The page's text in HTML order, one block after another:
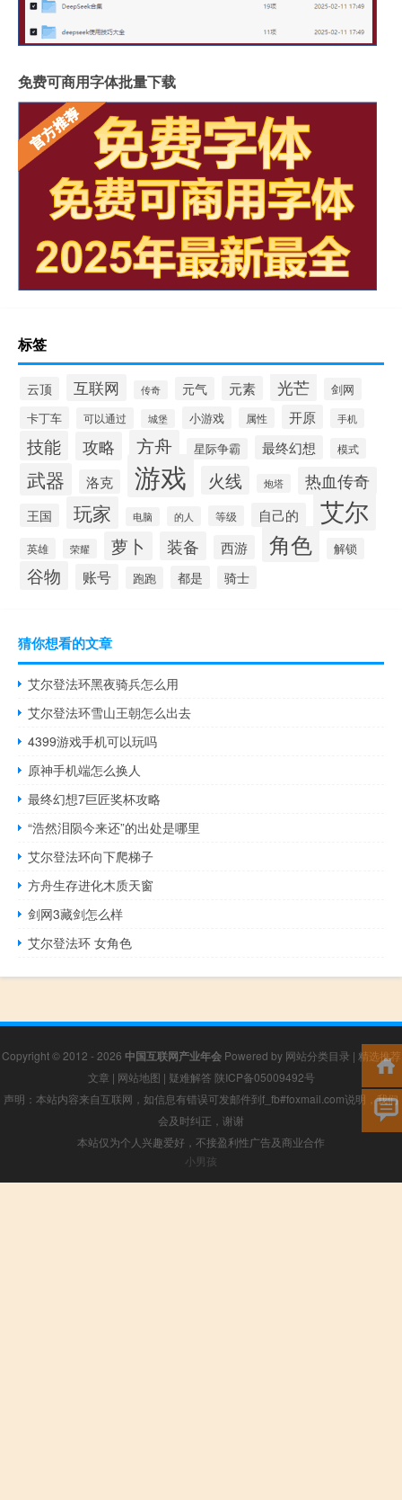
免费可商用字体批量下载
标签
云顶 互联网 传奇 元气 元素 光芒
剑网
卡丁车
可以通过 城堡 小游戏 属性 开原 手机
技能 攻略 方舟 星际争霸 最终幻想 模式
武器 洛克 游戏 火线 炮塔 热血传奇
王国 玩家 电脑 的人 等级 自己的 艾尔
英雄 荣耀 萝卜 装备 西游 角色 解锁
谷物 账号 跑跑 都是 骑士
猜你想看的文章
艾尔登法环黑夜骑兵怎么用
艾尔登法环雪山王朝怎么出去
4399游戏手机可以玩吗
原神手机端怎么换人
最终幻想7巨匠奖杯攻略
“浩然泪陨今来还”的出处是哪里
艾尔登法环向下爬梯子
方舟生存进化木质天窗
剑网3藏剑怎么样
艾尔登法环 女角色
Copyright © 2012 - 2026 中国互联网产业年会Powered by 网站分类目录 | 精选推荐
文章 | 网站地图 | 疑难解答 陕ICP备05009492号
声明：本站内容来自互联网，如信息有错误可发邮件到f_fb#foxmail.com说明，我们
会及时纠正，谢谢
本站仅为个人兴趣爱好，不接盈利性广告及商业合作
小男孩